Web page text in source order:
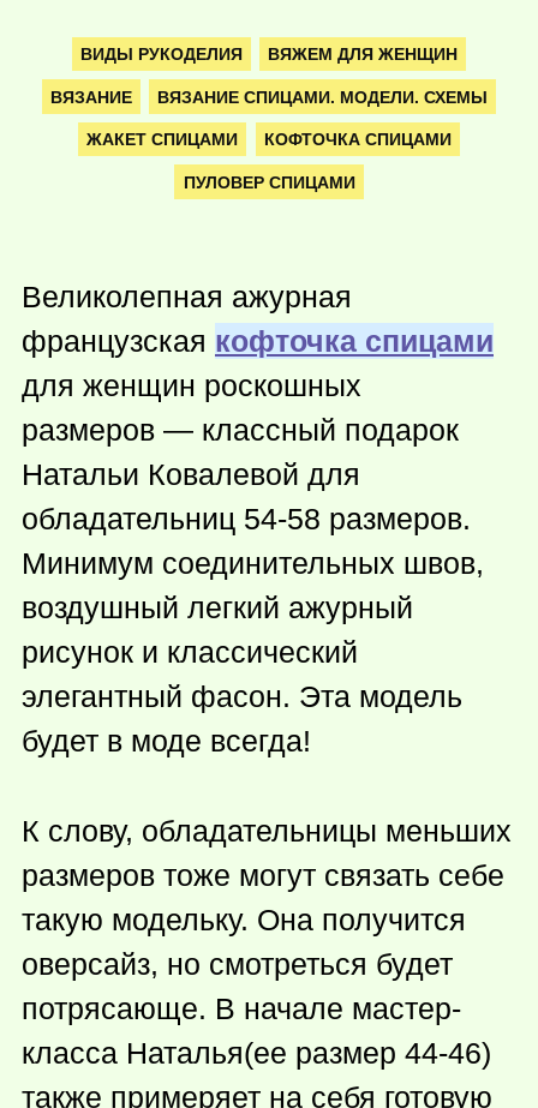
ВИДЫ РУКОДЕЛИЯ ВЯЖЕМ ДЛЯ ЖЕНЩИН
ВЯЗАНИЕ ВЯЗАНИЕ СПИЦАМИ. МОДЕЛИ. СХЕМЫ
ЖАКЕТ СПИЦАМИ КОФТОЧКА СПИЦАМИ
ПУЛОВЕР СПИЦАМИ
Великолепная ажурная
французская кофточка спицами
для женщин роскошных
размеров — классный подарок
Натальи Ковалевой для
обладательниц 54-58 размеров.
Минимум соединительных швов,
воздушный легкий ажурный
рисунок и классический
элегантный фасон. Эта модель
будет в моде всегда!
К слову, обладательницы меньших
размеров тоже могут связать себе
такую модельку. Она получится
оверсайз, но смотреться будет
потрясающе. В начале мастер-
класса Наталья(ее размер 44-46)
также примеряет на себя готовую